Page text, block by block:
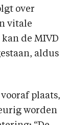
over
vitale
de MIVD
aldus
plaats,
worden